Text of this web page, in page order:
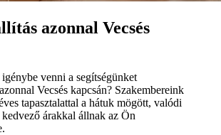
azonnal Vecsés
venni a segítségünket
Vecsés kapcsán? Szakembereink
tapasztalattal a hátuk mögött, valódi
kedvező árakkal állnak az Ön